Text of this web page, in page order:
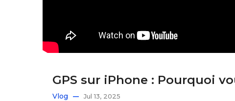
GPS sur iPhone : Pourquoi
Vlog Jul 13, 2025